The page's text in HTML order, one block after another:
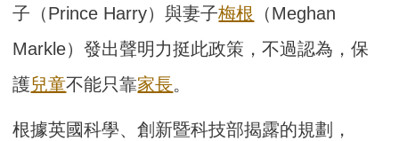
子（Prince Harry）與妻子梅根
（Meghan
Markle）發出聲明力挺此政策，不過認為，保
護兒童不能只靠家長。
根據英國科學、創新暨科技部揭露的規劃，